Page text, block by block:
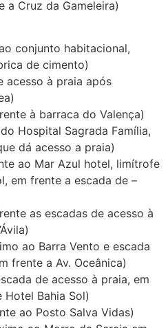
a Cruz da Gameleira)
conjunto habitacional,
de cimento)
acesso à praia após
à barraca do Valença)
Hospital Sagrada Família,
dá acesso a praia)
ao Mar Azul hotel, limítrofe
em frente a escada de –
as escadas de acesso à
ao Barra Vento e escada
frente a Av. Oceânica)
de acesso à praia, em
Bahia Sol)
ao Posto Salva Vidas)